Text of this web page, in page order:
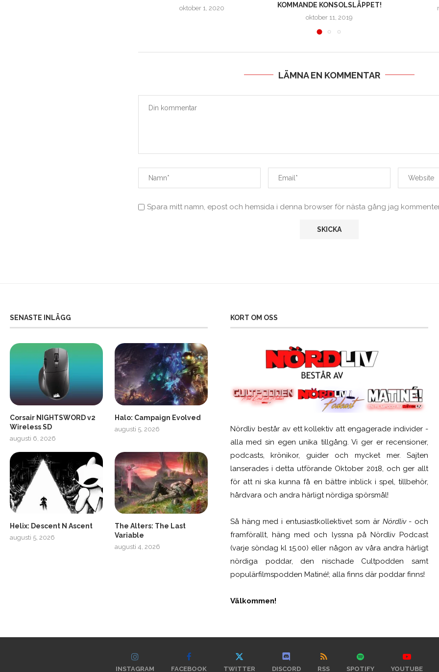
oktober 1, 2020
KOMMANDE KONSOLSLÄPPET!
oktober 11, 2019
LÄMNA EN KOMMENTAR
Spara mitt namn, epost och hemsida i denna browser för nästa gång jag
SENASTE INLÄGG
Corsair NIGHTSWORD v2
Wireless SD
augusti 6, 2026
Halo: Campaign Evolved
augusti 5, 2026
Helix: Descent N Ascent
augusti 5, 2026
The Alters: The Last
Variable
augusti 4, 2026
KORT OM OSS
Nördliv består av ett kollektiv att engagerade individer -
alla med sin egen unika tillgång. Vi ger er recensioner,
podcasts, krönikor, guider och mycket mer. Sajten
lanserades i detta utförande Oktober 2018, och ger allt
för att ni ska kunna få en bättre inblick i spel, tillbehör,
hårdvara och andra härligt nördiga spörsmål!
Så häng med i entusiastkollektivet som är Nördliv- och
framförallt, häng med och lyssna på Nördliv Podcast
(varje söndag kl 15.00) eller någon av våra andra härligt
nördiga poddar, den nischade Cultpodden samt
populärfilmspodden Matiné!; alla finns där poddar finns!
Välkommen!
SCUF Gaming Omega
INSTAGRAM FACEBOOK TWITTER DISCORD RSS SPOTIFY YOUTUBE